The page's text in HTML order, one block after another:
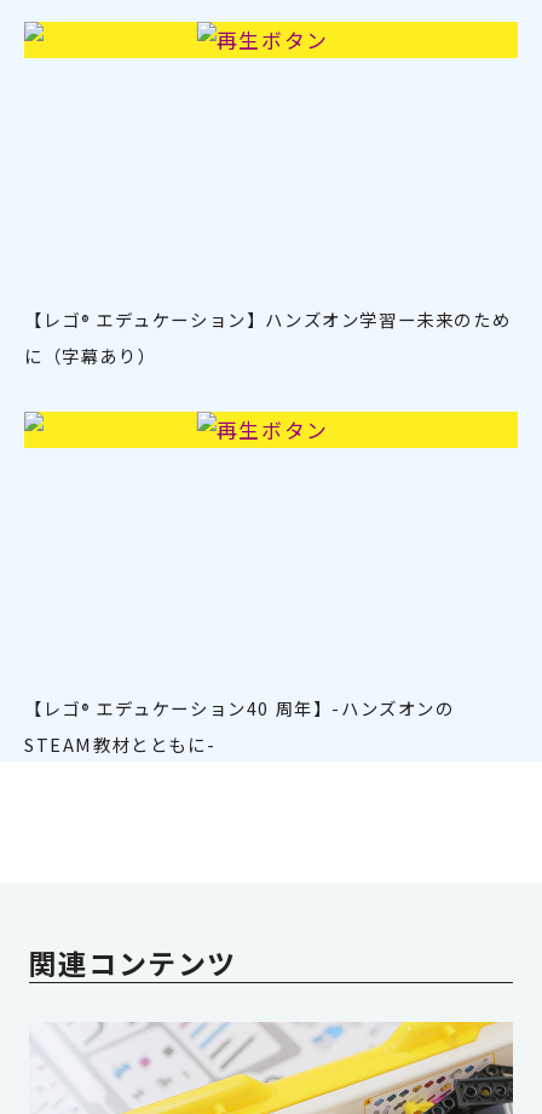
【レゴ® エデュケーション】 ハンズオン学習ー未来のため
に（字幕あり）
【レゴ® エデュケーション40 周年】 -ハンズオンの
STEAM教材とともに-
関連コンテンツ